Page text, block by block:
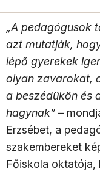
„A pedagógusok
azt mutatják,
lépő gyerekek
olyan zavarokat,
a beszédükön és
hagynak” –
Erzsébet, a
szakembereket
Főiskola oktatója,